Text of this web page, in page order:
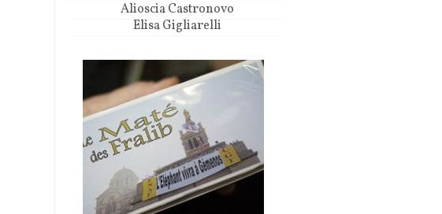
Alioscia Castronovo
Elisa Gigliarelli